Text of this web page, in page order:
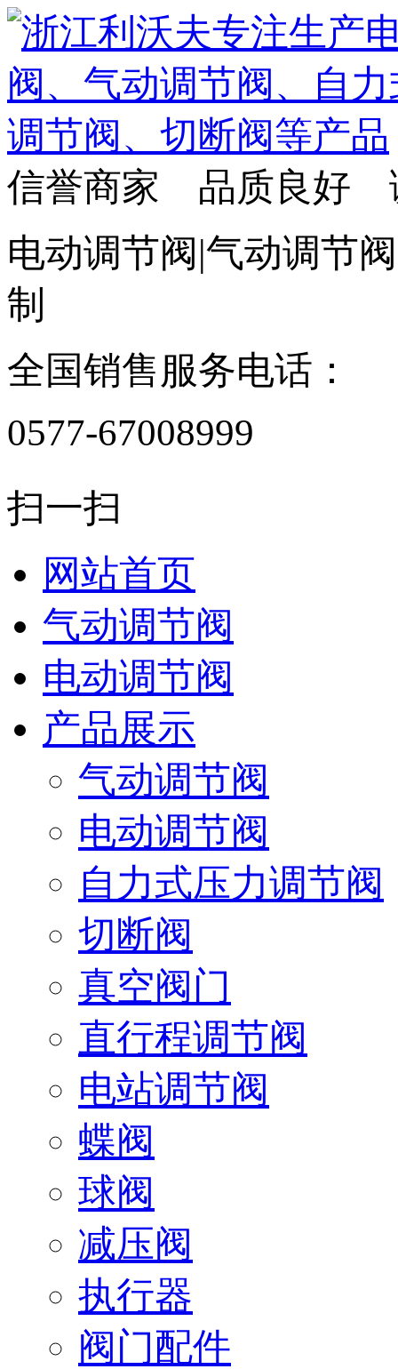
信誉商家 品质良好
电动调节阀|气动调节
制
全国销售服务电话：
0577-67008999
扫一扫
网站首页
气动调节阀
电动调节阀
产品展示
气动调节阀
电动调节阀
自力式压力调节阀
切断阀
真空阀门
直行程调节阀
电站调节阀
蝶阀
球阀
减压阀
执行器
阀门配件